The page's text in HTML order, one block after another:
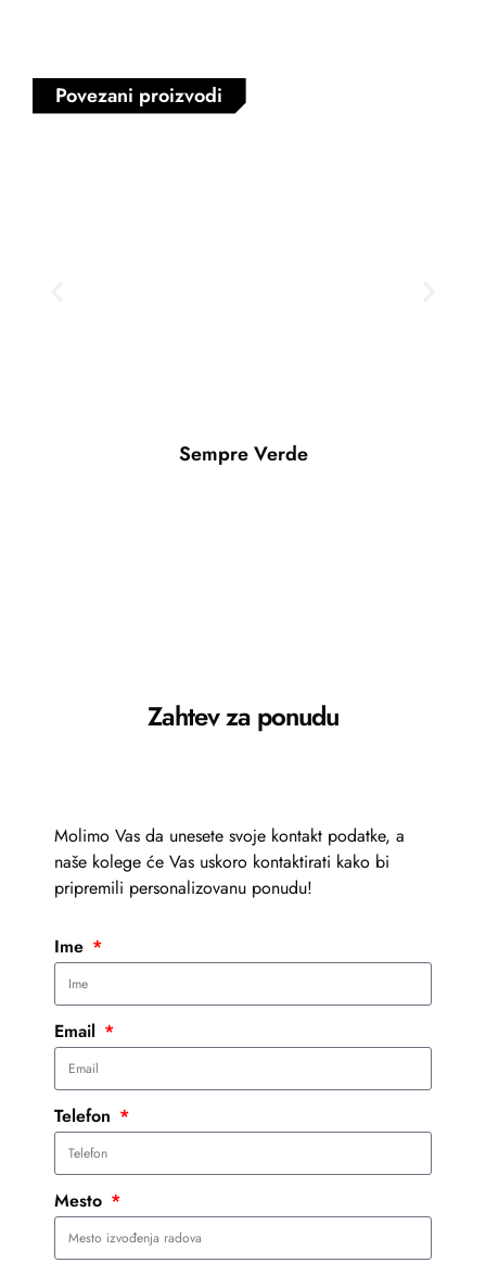
Povezani proizvodi
Sempre Verde
Zahtev za ponudu
Molimo Vas da unesete svoje kontakt podatke, a
naše kolege će Vas uskoro kontaktirati kako bi
pripremili personalizovanu ponudu!
Ime
Email
Telefon
Mesto